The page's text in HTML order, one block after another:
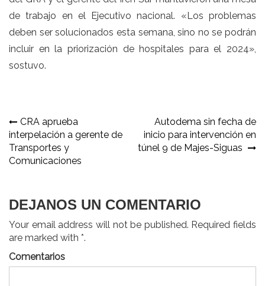
de trabajo en el Ejecutivo nacional. «Los problemas
deben ser solucionados esta semana, sino no se podrán
incluir en la priorización de hospitales para el 2024»,
sostuvo.
Navegación
de
entradas
CRA aprueba
interpelación a gerente de
Transportes y
Comunicaciones
Autodema sin fecha de
inicio para intervención en
túnel 9 de Majes-Siguas
DEJANOS UN COMENTARIO
Your email address will not be published. Required fields
are marked with *.
Comentarios